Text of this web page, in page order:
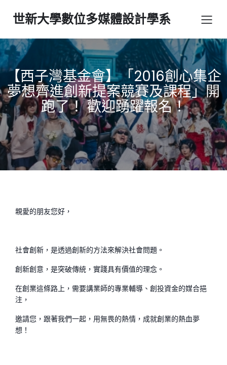
世新大學數位多媒體設計學系
【西子灣基金會】「2016創心集企
夢想齊進創新提案競賽及課程」開
跑了！ 歡迎踴躍報名！
親愛的朋友您好，
社會創新，是透過創新的方法來解決社會問題。
創新創意，是突破傳統，實踐具有價值的理念。
在創業這條路上，需要講業師的專業輔導、創投資金的媒合挹
注，
邀請您，跟著我們一起，用無畏的熱情，成就創業的熱血夢
想！